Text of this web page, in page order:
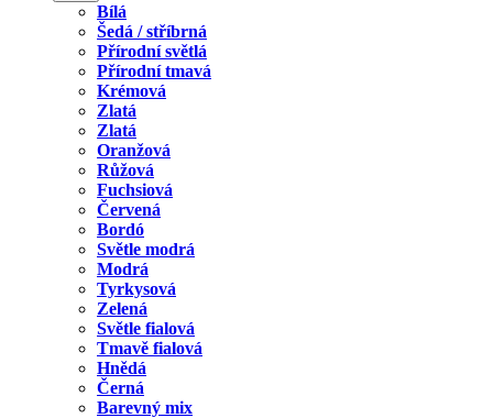
Bílá
Šedá / stříbrná
Přírodní světlá
Přírodní tmavá
Krémová
Zlatá
Zlatá
Oranžová
Růžová
Fuchsiová
Červená
Bordó
Světle modrá
Modrá
Tyrkysová
Zelená
Světle fialová
Tmavě fialová
Hnědá
Černá
Barevný mix